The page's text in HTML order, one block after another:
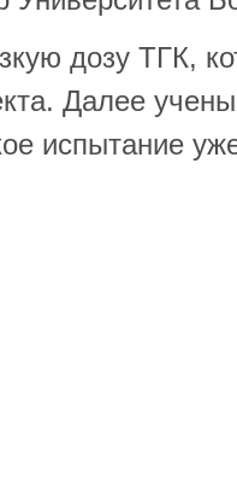
дозу ТГК,
Далее
испытание